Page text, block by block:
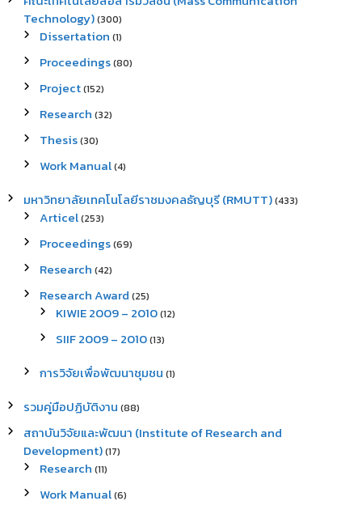
Technology)(300)
Dissertation (1)
Proceedings(80)
Project(152)
Research (32)
Thesis(30)
Work Manual(4)
มหาวิทยาลัยเทคโนโลยีราชมงคลธัญบุรี (RMUTT)(433)
Articel(253)
Proceedings(69)
Research (42)
Research Award (25)
KIWIE 2009 – 2010(12)
SIIF 2009 – 2010(13)
การวิจัยเพื่อพัฒนาชุมชน (1)
รวมคู่มือปฏิบัติงาน (88)
สถาบันวิจัยและพัฒนา (Institute of Research and
Development)(17)
Research (11)
Work Manual(6)